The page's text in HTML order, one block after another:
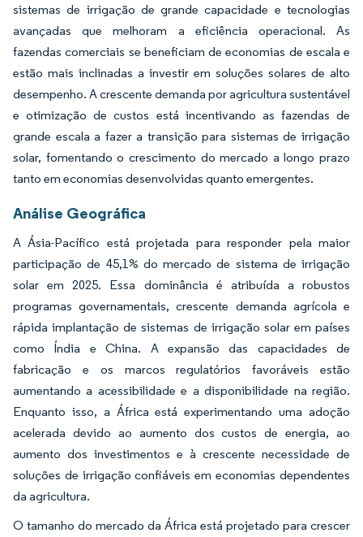
sistemas de irrigação de grande capacidade e tecnologias
avançadas que melhoram a eficiência operacional. As
fazendas comerciais se beneficiam de economias de escala e
estão mais inclinadas a investir em soluções solares de alto
desempenho. A crescente demanda por agricultura sustentável
e otimização de custos está incentivando as fazendas de
grande escala a fazer a transição para sistemas de irrigação
solar, fomentando o crescimento do mercado a longo prazo
tanto em economias desenvolvidas quanto emergentes.
Análise Geográfica
A Ásia-Pacífico está projetada para responder pela maior
participação de 45,1% do mercado de sistema de irrigação
solar em 2025. Essa dominância é atribuída a robustos
programas governamentais, crescente demanda agrícola e
rápida implantação de sistemas de irrigação solar em países
como Índia e China. A expansão das capacidades de
fabricação e os marcos regulatórios favoráveis estão
aumentando a acessibilidade e a disponibilidade na região.
Enquanto isso, a África está experimentando uma adoção
acelerada devido ao aumento dos custos de energia, ao
aumento dos investimentos e à crescente necessidade de
soluções de irrigação confiáveis em economias dependentes
da agricultura.
O tamanho do mercado da África está projetado para crescer